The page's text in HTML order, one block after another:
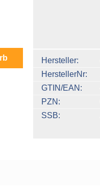
Hersteller
HerstellerNr
GTIN/EAN
PZN
SSB